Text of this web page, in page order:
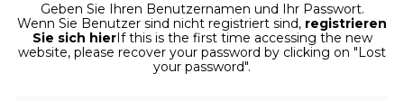
Geben Sie Ihren Benutzernamen und Ihr Passwort.
Wenn Sie Benutzer sind nicht registriert sind, registrieren
Sie sich hierIf this is the first time accessing the new
website, please recover your password by clicking on "Lost
your password".